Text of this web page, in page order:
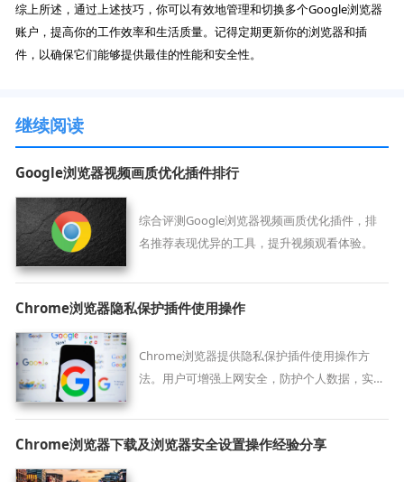
综上所述，通过上述技巧，你可以有效地管理和切换多个Google浏览器
账户，提高你的工作效率和生活质量。记得定期更新你的浏览器和插
件，以确保它们能够提供最佳的性能和安全性。
继续阅读
Google浏览器视频画质优化插件排行
综合评测Google浏览器视频画质优化插件，排
名推荐表现优异的工具，提升视频观看体验。
Chrome浏览器隐私保护插件使用操作
Chrome浏览器提供隐私保护插件使用操作方
法。用户可增强上网安全，防护个人数据，实现
Chrome浏览器下载及浏览器安全设置操作经验分享